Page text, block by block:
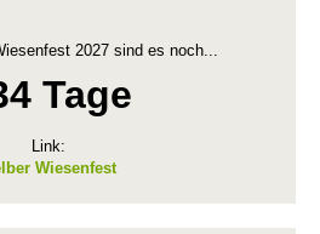
2027 sind es noch...
Tage
Link:
Wiesenfest